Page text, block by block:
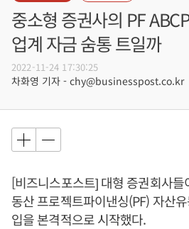
중소형 증권사의 PF
업계 자금 숨통 트일까
2022-11-24 17:30:25
차화영 기자 - chy@businesspost.co.kr
[비즈니스포스트] 대형 증권회사
동산 프로젝트파이낸싱(PF) 자산
입을 본격적으로 시작했다.